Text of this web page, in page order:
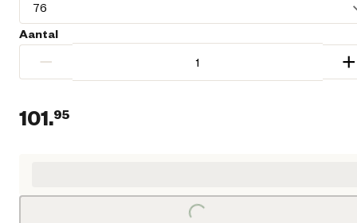
Aantal
− +
101.95
Loading...